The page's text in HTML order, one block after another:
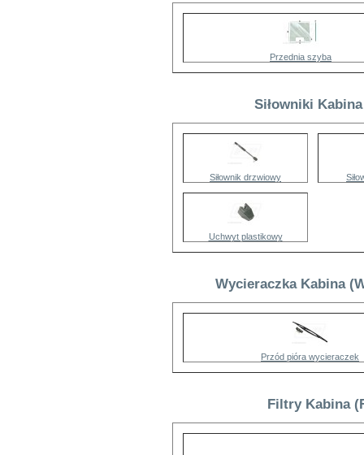
Przednia szyba
Siłowniki
Siłownik drzwiowy
Uchwyt plastikowy
Wycieraczka Kabina
Przód pióra wycieraczek
Filtry Kabina